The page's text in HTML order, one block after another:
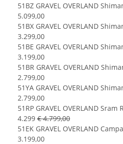
51BZ GRAVEL OVERLAND
5.099,00
51BX GRAVEL OVERLAND
3.299,00
51BE GRAVEL OVERLAND
3.199,00
51BR GRAVEL OVERLAND
2.799,00
51YA GRAVEL OVERLAND
2.799,00
51RP GRAVEL OVERLAND Sram
4.299 € 4.799,00
51EK GRAVEL OVERLAND
3.199,00